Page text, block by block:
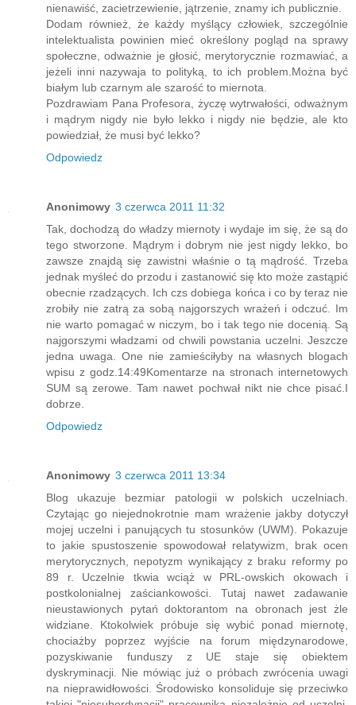
nienawiść, zacietrzewienie, jątrzenie, znamy ich publicznie.
Dodam również, że każdy myślący człowiek, szczególnie
intelektualista powinien mieć określony pogląd na sprawy
społeczne, odważnie je głosić, merytorycznie rozmawiać, a
jeżeli inni nazywaja to polityką, to ich problem.Można być
białym lub czarnym ale szarość to miernota.
Pozdrawiam Pana Profesora, życzę wytrwałości, odważnym
i mądrym nigdy nie było lekko i nigdy nie będzie, ale kto
powiedział, że musi być lekko?
Odpowiedz
Anonimowy 3 czerwca 2011 11:32
Tak, dochodzą do władzy miernoty i wydaje im się, że są do
tego stworzone. Mądrym i dobrym nie jest nigdy lekko, bo
zawsze znajdą się zawistni właśnie o tą mądrość. Trzeba
jednak myśleć do przodu i zastanowić się kto może zastąpić
obecnie rzadzących. Ich czs dobiega końca i co by teraz nie
zrobiły nie zatrą za sobą najgorszych wrażeń i odczuć. Im
nie warto pomagać w niczym, bo i tak tego nie docenią. Są
najgorszymi władzami od chwili powstania uczelni. Jeszcze
jedna uwaga. One nie zamieściłyby na własnych blogach
wpisu z godz.14:49Komentarze na stronach internetowych
SUM są zerowe. Tam nawet pochwał nikt nie chce pisać.I
dobrze.
Odpowiedz
Anonimowy 3 czerwca 2011 13:34
Blog ukazuje bezmiar patologii w polskich uczelniach.
Czytając go niejednokrotnie mam wrażenie jakby dotyczył
mojej uczelni i panujących tu stosunków (UWM). Pokazuje
to jakie spustoszenie spowodował relatywizm, brak ocen
merytorycznych, nepotyzm wynikający z braku reformy po
89 r. Uczelnie tkwia wciąż w PRL-owskich okowach i
postkolonialnej zaściankowości. Tutaj nawet zadawanie
nieustawionych pytań doktorantom na obronach jest żle
widziane. Ktokolwiek próbuje się wybić ponad miernotę,
chociażby poprzez wyjście na forum międzynarodowe,
pozyskiwanie funduszy z UE staje się obiektem
dyskryminacji. Nie mówiąc już o próbach zwrócenia uwagi
na nieprawidłowości. Środowisko konsoliduje się przeciwko